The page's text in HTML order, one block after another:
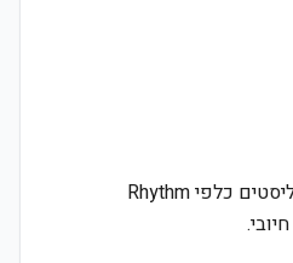
הסנטימנט הכללי בקרב אנליסטים כלפי Rhythm